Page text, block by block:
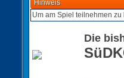
Hinweis
Um am Spiel teilnehmen
Die